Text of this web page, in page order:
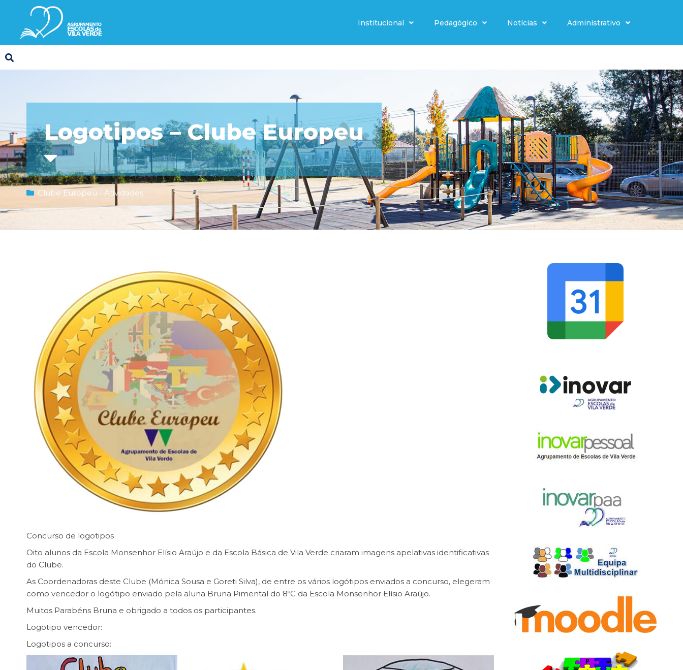
Institucional Pedagógico Notícias Administrativo
Logotipos – Clube Europeu
Clube Europeu - Atividades
Concurso de logotipos
Oito alunos da Escola Monsenhor Elísio Araújo e da Escola Básica de Vila Verde criaram imagens apelativas identificativas
do Clube.
As Coordenadoras deste Clube (Mónica Sousa e Goreti Silva), de entre os vários logótipos enviados a concurso, elegeram
como vencedor o logótipo enviado pela aluna Bruna Pimental do 8ºC da Escola Monsenhor Elísio Araújo.
Muitos Parabéns Bruna e obrigado a todos os participantes.
Logotipo vencedor:
Logotipos a concurso: